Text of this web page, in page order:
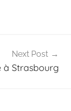
Next Post
à Strasbourg